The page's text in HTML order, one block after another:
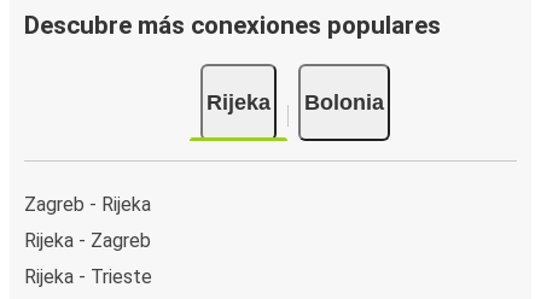
Descubre más conexiones populares
Rijeka Bolonia
Zagreb - Rijeka
Rijeka - Zagreb
Rijeka - Trieste